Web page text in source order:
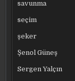
savunma
seçim
şeker
Şenol Güneş
Sergen Yalçın